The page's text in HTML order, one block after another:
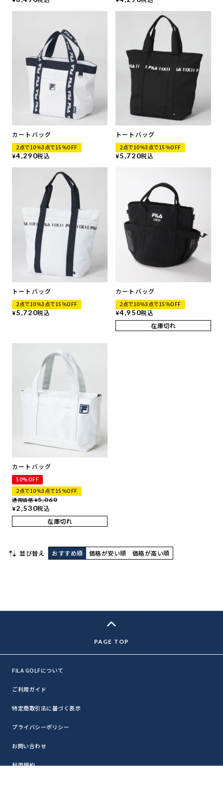
カートバッグ
2点で10％3点で15％OFF
¥4,290税込
トートバッグ
2点で10％3点で15％OFF
¥5,720税込
トートバッグ
2点で10％3点で15％OFF
¥5,720税込
カートバッグ
2点で10％3点で15％OFF
¥4,950税込
在庫切れ
カートバッグ
50%OFF
2点で10％3点で15％OFF
通常価格 ¥5,060
¥2,530税込
在庫切れ
並び替え おすすめ順 価格が安い順 価格が高い順
FILA GOLFについて
ご利用ガイド
特定商取引法に基づく表示
プライバシーポリシー
お問い合わせ
利用規約